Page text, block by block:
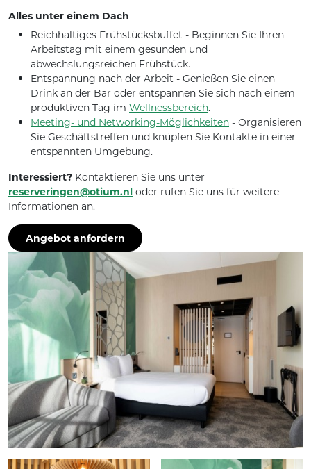
Alles unter einem Dach
Reichhaltiges Frühstücksbuffet - Beginnen Sie Ihren
Arbeitstag mit einem gesunden und
abwechslungsreichen Frühstück.
Entspannung nach der Arbeit - Genießen Sie einen
Drink an der Bar oder entspannen Sie sich nach einem
produktiven Tag im Wellnessbereich.
Meeting- und Networking-Möglichkeiten - Organisieren
Sie Geschäftstreffen und knüpfen Sie Kontakte in einer
entspannten Umgebung.
Interessiert? Kontaktieren Sie uns unter
reserveringen@otium.nl oder rufen Sie uns für weitere
Informationen an.
Angebot anfordern